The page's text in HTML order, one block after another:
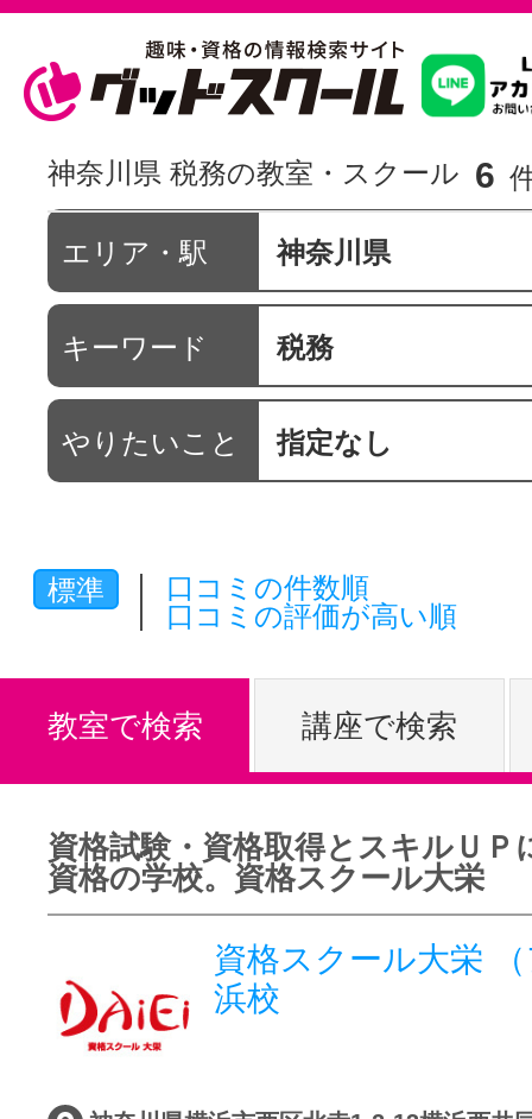
習いたいこ
スクールを
駅・路線か
通信講座を
体験レッス
やりたいこ
特集をみる
グッドスク
神奈川県 税務の教室・スクール 6
エリア・駅 神奈川県
キーワード 税務
やりたいこと 指定なし
標準
口コミの件数順
口コミの評価が高い順
教室で検索 講座で検索
資格試験・資格取得とスキルＵＰ
資格の学校。資格スクール大栄
資格スクール大栄
浜校